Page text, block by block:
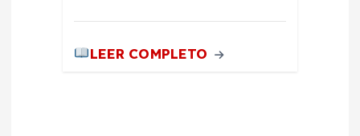
LEER COMPLETO